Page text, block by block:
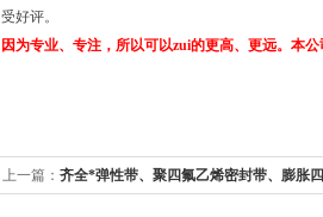
受好评。
因为专业、专注，所以可以zui的更高、更远。本
上一篇： 齐全*弹性带、聚四氟乙烯密封带、膨胀